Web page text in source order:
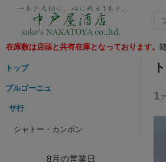
在庫数は店頭と共有在庫となっております。
トップ
ブルゴーニュ
サ行
シャトー・カンボン
8月の営業日
1